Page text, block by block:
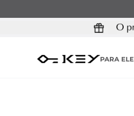
PARA ELE